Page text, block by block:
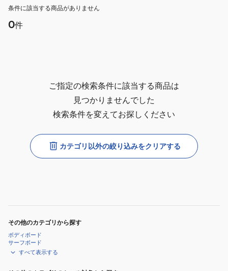
条件に該当する商品がありません
0件
ご指定の検索条件に該当する商品は
見つかりませんでした
検索条件を変えてお探しください
カテゴリ以外の絞り込みをクリアする
その他のカテゴリから探す
ボディボード
サーフボード
すべて表示する